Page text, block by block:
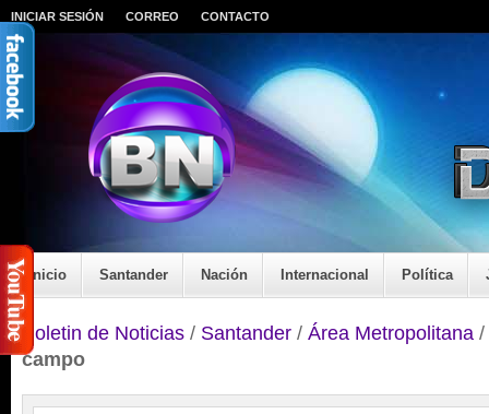
INICIAR SESIÓN CORREO CONTACTO
Inicio Santander Nación Internacional Política
Boletin de Noticias / Santander / Área Metropolitana /
campo